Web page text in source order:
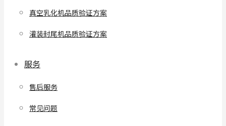
真空乳化机品质验证方案
灌装封尾机品质验证方案
服务
售后服务
常见问题